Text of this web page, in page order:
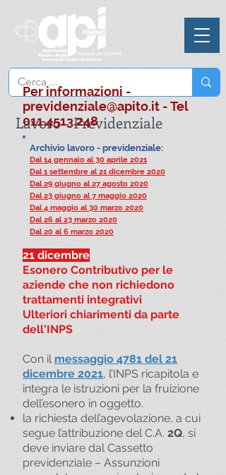
Lavoro - Previdenziale
Per informazioni -
previdenziale@apito.it - Tel
011.4513.248
21 dicembre
Esonero Contributivo per le
aziende che non richiedono
trattamenti integrativi
Ulteriori chiarimenti da parte
dell'INPS
Con il messaggio 4781 del 21
dicembre 2021, l’INPS ricapitola e
integra le istruzioni per la fruizione
dell’esonero in oggetto.
la richiesta dell’agevolazione, a cui
segue l’attribuzione del C.A. 2Q, si
deve inviare dal Cassetto
previdenziale – Assunzioni
Archivio lavoro - previdenziale:
Dal 14 gennaio al 30 aprile 2021
Dal 1 settembre al 21 dicembre 2020
Dal 29 giugno al 27 agosto 2020
Dal 23 giugno al 7 maggio 2020
Dal 4 maggio al 30 marzo 2020
Dal 26 al 23 marzo 2020
Dal 20 al 6 marzo 2020